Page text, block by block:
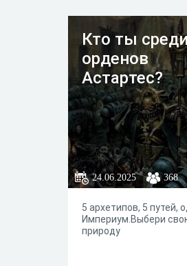
Кто ты
орденов
Астартес?
24.06.2025 368
5 архетипов, 5 путей,
Империум.Выбери
природу